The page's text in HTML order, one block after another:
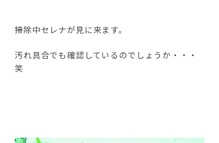
掃除中セレナが見に来ます。
汚れ具合でも確認しているのでしょうか・・・
笑